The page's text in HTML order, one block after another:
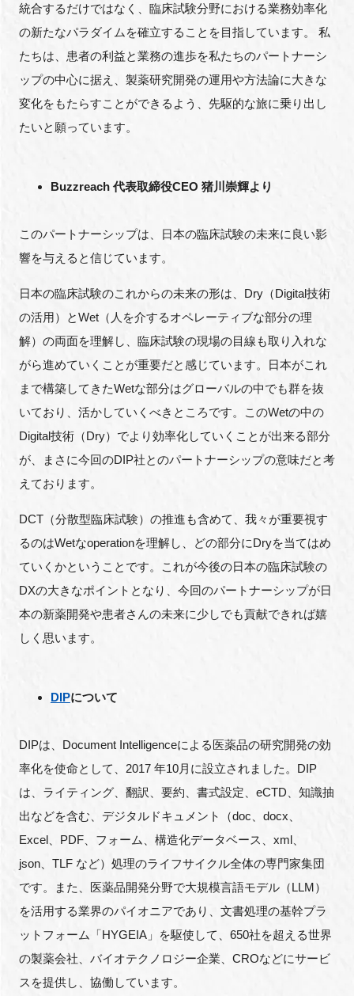
統合するだけではなく、臨床試験分野における業務効率化
の新たなパラダイムを確立することを目指しています。 私
たちは、患者の利益と業務の進歩を私たちのパートナーシ
ップの中心に据え、製薬研究開発の運用や方法論に大きな
変化をもたらすことができるよう、先駆的な旅に乗り出し
たいと願っています。
Buzzreach 代表取締役CEO 猪川崇輝より
このパートナーシップは、日本の臨床試験の未来に良い影
響を与えると信じています。
日本の臨床試験のこれからの未来の形は、Dry（Digital技術
の活用）とWet（人を介するオペレーティブな部分の理
解）の両面を理解し、臨床試験の現場の目線も取り入れな
がら進めていくことが重要だと感じています。日本がこれ
まで構築してきたWetな部分はグローバルの中でも群を抜
いており、活かしていくべきところです。このWetの中の
Digital技術（Dry）でより効率化していくことが出来る部分
が、まさに今回のDIP社とのパートナーシップの意味だと考
えております。
DCT（分散型臨床試験）の推進も含めて、我々が重要視す
るのはWetなoperationを理解し、どの部分にDryを当てはめ
ていくかということです。これが今後の日本の臨床試験の
DXの大きなポイントとなり、今回のパートナーシップが日
本の新薬開発や患者さんの未来に少しでも貢献できれば嬉
しく思います。
DIPについて
DIPは、Document Intelligenceによる医薬品の研究開発の効
率化を使命として、2017 年10月に設立されました。DIP
は、ライティング、翻訳、要約、書式設定、eCTD、知識抽
出などを含む、デジタルドキュメント（doc、docx、
Excel、PDF、フォーム、構造化データベース、xml、
json、TLF など）処理のライフサイクル全体の専門家集団
です。また、医薬品開発分野で大規模言語モデル（LLM）
を活用する業界のパイオニアであり、文書処理の基幹プラ
ットフォーム「HYGEIA」を駆使して、650社を超える世界
の製薬会社、バイオテクノロジー企業、CROなどにサービ
スを提供し、協働しています。